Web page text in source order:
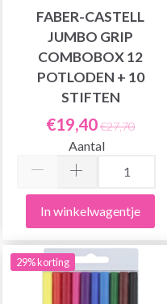
FABER-CASTELL
JUMBO GRIP
COMBOBOX 12
POTLODEN + 10
STIFTEN
€19,40€27,70
Aantal
In winkelwagentje
29% korting